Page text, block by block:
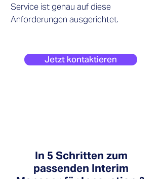
Service ist genau auf diese
Anforderungen ausgerichtet.
Jetzt kontaktieren
In 5 Schritten zum
passenden Interim